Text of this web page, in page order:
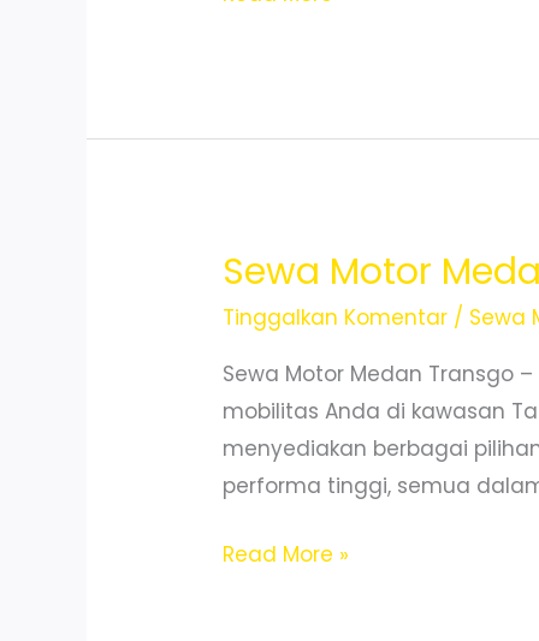
Murah
Terpercaya
Sewa Motor
Tinggalkan Komentar / Sewa
Sewa Motor Medan Transgo
mobilitas Anda di kawasan
menyediakan berbagai
performa tinggi, semua
Sewa
Read More »